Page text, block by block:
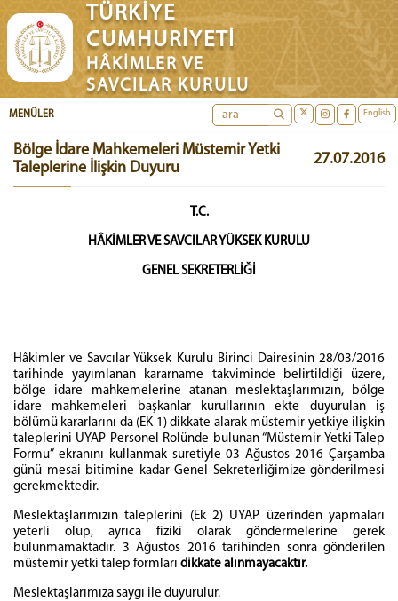
TÜRKİYE
CUMHURİYETİ
HÂKİMLER VE
SAVCILAR KURULU
English
MENÜLER
Bölge İdare Mahkemeleri Müstemir Yetki
Taleplerine İlişkin Duyuru
27.07.2016
T.C.
HÂKİMLER VE SAVCILAR YÜKSEK KURULU
GENEL SEKRETERLİĞİ
Hâkimler ve Savcılar Yüksek Kurulu Birinci Dairesinin 28/03/2016
tarihinde yayımlanan kararname takviminde belirtildiği üzere,
bölge idare mahkemelerine atanan meslektaşlarımızın, bölge
idare mahkemeleri başkanlar kurullarının ekte duyurulan iş
bölümü kararlarını da (EK 1) dikkate alarak müstemir yetkiye ilişkin
taleplerini UYAP Personel Rolünde bulunan “Müstemir Yetki Talep
Formu” ekranını kullanmak suretiyle 03 Ağustos 2016 Çarşamba
günü mesai bitimine kadar Genel Sekreterliğimize gönderilmesi
gerekmektedir.
Meslektaşlarımızın taleplerini (Ek 2) UYAP üzerinden yapmaları
yeterli olup, ayrıca fiziki olarak göndermelerine gerek
bulunmamaktadır. 3 Ağustos 2016 tarihinden sonra gönderilen
müstemir yetki talep formları dikkate alınmayacaktır.
Meslektaşlarımıza saygı ile duyurulur.